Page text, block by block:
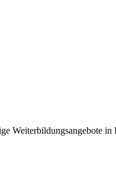
Weiterbildungsangebote in